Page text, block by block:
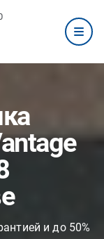
и до 50%